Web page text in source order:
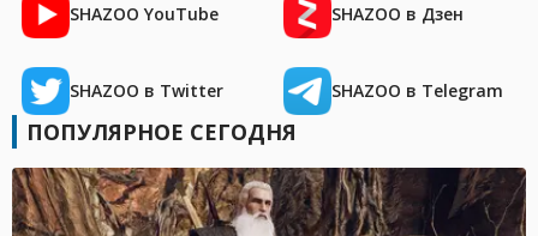
SHAZOO YouTube SHAZOO в Дзен
SHAZOO в Twitter SHAZOO в Telegram
ПОПУЛЯРНОЕ СЕГОДНЯ